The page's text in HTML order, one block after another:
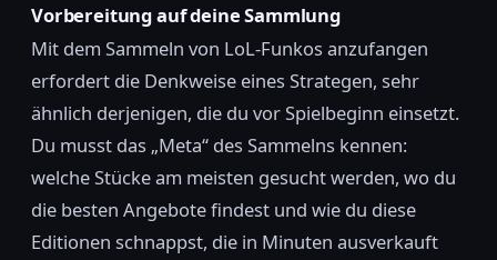
Vorbereitung auf deine Sammlung
Mit dem Sammeln von LoL-Funkos anzufangen
erfordert die Denkweise eines Strategen, sehr
ähnlich derjenigen, die du vor Spielbeginn einsetzt.
Du musst das „Meta“ des Sammelns kennen:
welche Stücke am meisten gesucht werden, wo du
die besten Angebote findest und wie du diese
Editionen schnappst, die in Minuten ausverkauft